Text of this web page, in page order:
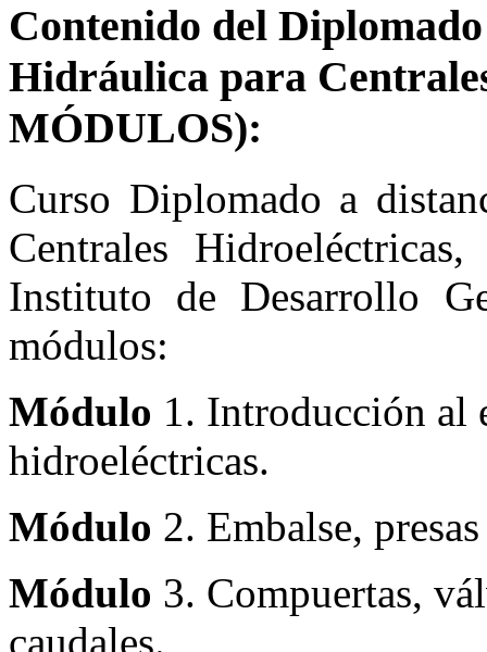
Contenido del
Hidráulica para
MÓDULOS):
Curso Diplomado a
Centrales
Instituto de Desarrollo
módulos:
Módulo 1. Introducción al
hidroeléctricas.
Módulo 2. Embalse,
Módulo 3. Compuertas,
caudales.